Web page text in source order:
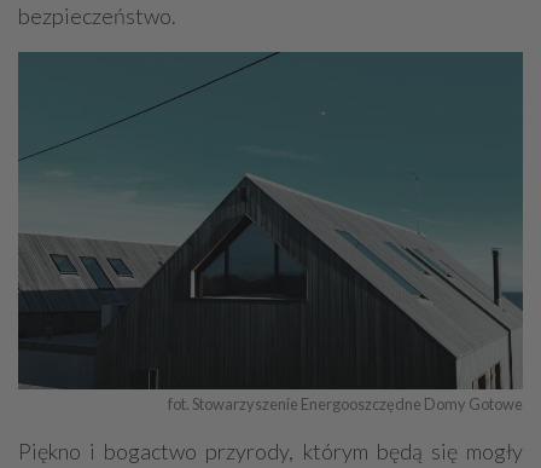
bezpieczeństwo.
fot. Stowarzyszenie Energooszczędne Domy Gotowe
Piękno i bogactwo przyrody, którym będą się mogły